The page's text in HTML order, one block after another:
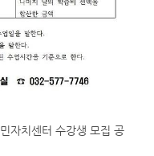
자치센터 수강생 모집 공